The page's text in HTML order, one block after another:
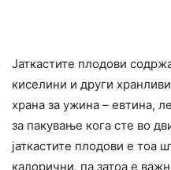
Јаткастите плодови
киселини и други
храна за ужина – евтина,
за пакување кога сте во
јаткастите плодови е тоа
калорични, па затоа е